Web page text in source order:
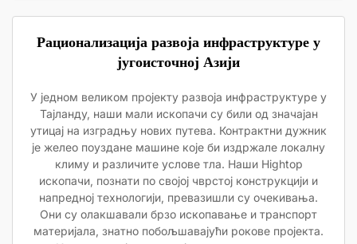
Рационализација развоја инфраструктуре у
југоисточној Азији
У једном великом пројекту развоја инфраструктуре у
Тајланду, наши мали ископачи су били од значајан
утицај на изградњу нових путева. Контрактни дужник
је желео поуздане машине које би издржале локалну
климу и различите услове тла. Наши Hightop
ископачи, познати по својој чврстој конструкцији и
напредној технологији, превазишли су очекивања.
Они су олакшавали брзо ископавање и транспорт
материјала, знатно побољшавајући рокове пројекта.